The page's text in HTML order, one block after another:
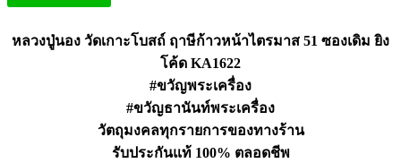
51
ชิ้น
หลวงปู่นอง วัดเกาะโบสถ์ ฤาษีก้าวหน้าไตรมาส 51 ซองเดิม ยิง
โค้ด KA1622
#ขวัญพระเครื่อง
#ขวัญธานันท์พระเครื่อง
วัตถุมงคลทุกรายการของทางร้าน
รับประกันแท้ 100% ตลอดชีพ